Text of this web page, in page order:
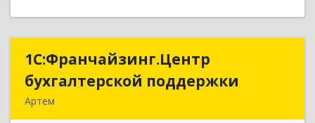
1С:Франчайзинг.Центр
бухгалтерской поддержки
Артем
1С:Франчайзинг.Центр
бухгалтерской поддержки